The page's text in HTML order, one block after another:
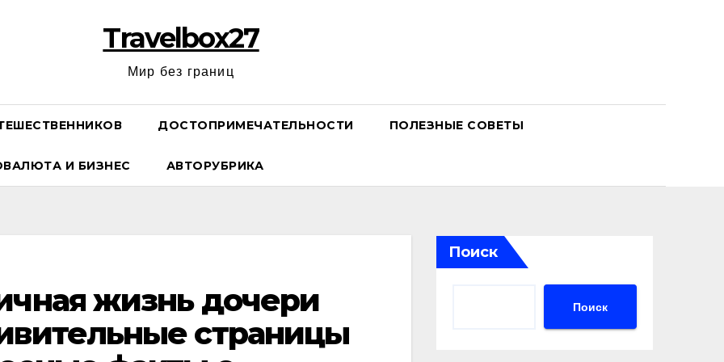
Travelbox27
Мир без границ
ДОСТОПРИМЕЧАТЕЛЬНОСТИ ПОЛЕЗНЫЕ СОВЕТЫ
И БИЗНЕС АВТОРУБРИКА
жизнь дочери
страницы
Поиск
Поиск